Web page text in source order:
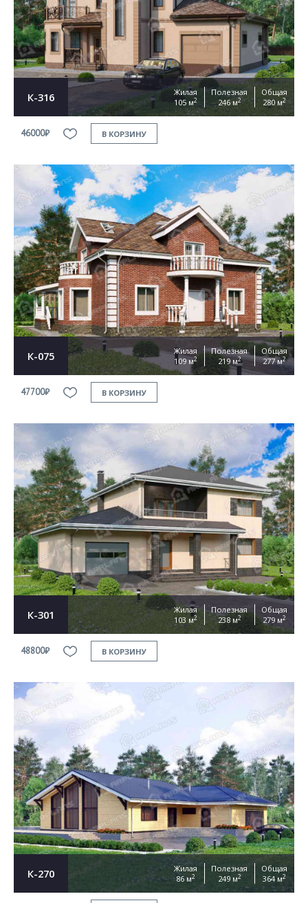
К-316
Жилая
105 м2
Полезная
246 м2
Общая
280 м2
46000₽ В КОРЗИНУ
К-075
Жилая
109 м2
Полезная
219 м2
Общая
277 м2
47700₽ В КОРЗИНУ
К-301
Жилая
103 м2
Полезная
238 м2
Общая
279 м2
48800₽ В КОРЗИНУ
К-270
Жилая
86 м2
Полезная
249 м2
Общая
364 м2
Согласен на обработку персональных данных
This site is protected by reCAPTCHA and the Google Privacy Policy Terms of Service
ОТПРАВИТЬ